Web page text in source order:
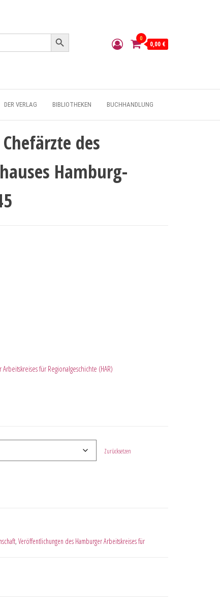
Search Button
0
0,00 €
DER VERLAG BIBLIOTHEKEN BUCHHANDLUNG
des
Hamburg-
für Regionalgeschichte (HAR)
Zurücksetzen
, Veröffentlichungen des Hamburger Arbeitskreises für